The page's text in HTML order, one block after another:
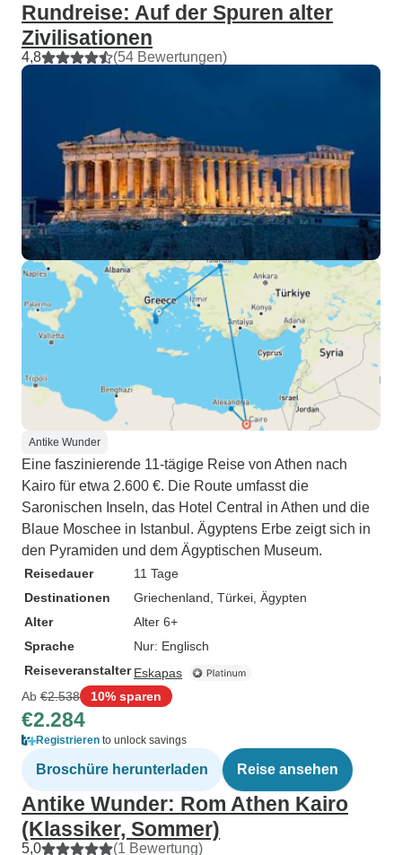
Rundreise: Auf der Spuren alter
Zivilisationen
4,8 (54 Bewertungen)
Antike Wunder
Eine faszinierende 11-tägige Reise von Athen nach
Kairo für etwa 2.600 €. Die Route umfasst die
Saronischen Inseln, das Hotel Central in Athen und die
Blaue Moschee in Istanbul. Ägyptens Erbe zeigt sich in
den Pyramiden und dem Ägyptischen Museum.
Reisedauer
11 Tage
Destinationen
Griechenland , Türkei , Ägypten
Alter
Alter 6+
Sprache
Nur: Englisch
Reiseveranstalter Eskapas
Ab €2.538 10% sparen
€2.284
Registrieren to unlock savings
Broschüre herunterladen Reise ansehen
Antike Wunder: Rom Athen Kairo
(Klassiker, Sommer)
5,0 (1 Bewertung)